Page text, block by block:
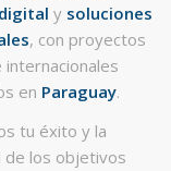
y soluciones
, con proyectos
internacionales
en Paraguay.
tu éxito y la
de los objetivos